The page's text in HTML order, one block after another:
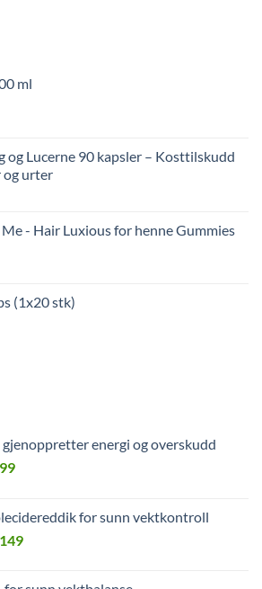
ml
og Lucerne 90 kapsler – Kosttilskudd
og urter
- Hair Luxious for henne Gummies
(1x20 stk)
energi og overskudd
Nåværende
kr99.
for sunn vektkontroll
Nåværende